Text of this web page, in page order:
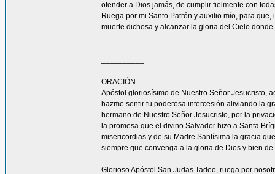
ofender a Dios jamás, de cumplir fielmente con
Ruega por mi Santo Patrón y auxilio mío, para
muerte dichosa y alcanzar la gloria del Cielo
ORACIÓN
Apóstol gloriosísimo de Nuestro Señor Jesucristo,
hazme sentir tu poderosa intercesión aliviando la
hermano de Nuestro Señor Jesucristo, por la
la promesa que el divino Salvador hizo a Santa
misericordias y de su Madre Santísima la gracia
siempre que convenga a la gloria de Dios y bien de
Glorioso Apóstol San Judas Tadeo, ruega por